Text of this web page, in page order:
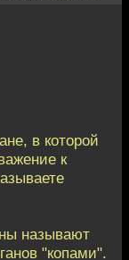
в которой
к
называют
"копами".